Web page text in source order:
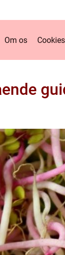
Om os Cookies